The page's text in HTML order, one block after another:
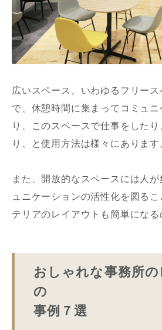
広いスペース、いわゆるフリー
で、休憩時間に集まってコミュ
り、このスペースで仕事をした
り、と使用方法は様々にあります
また、開放的なスペースには人が
ュニケーションの活性化を図る
テリアのレイアウトも簡単になる
おしゃれな事務所の
の
事例７選